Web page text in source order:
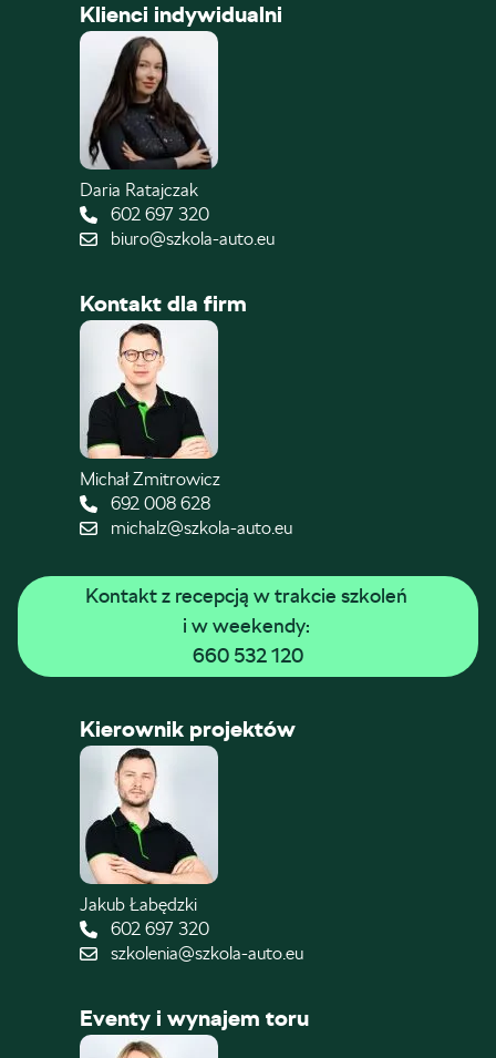
Klienci indywidualni
Daria Ratajczak
602 697 320
biuro@szkola-auto.eu
Kontakt dla firm
Michał Zmitrowicz
692 008 628
michalz@szkola-auto.eu
Kontakt z recepcją w trakcie szkoleń
i w weekendy:
660 532 120
Kierownik projektów
Jakub Łabędzki
602 697 320
szkolenia@szkola-auto.eu
Eventy i wynajem toru